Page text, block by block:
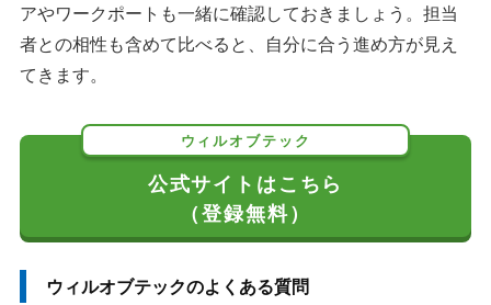
アやワークポートも一緒に確認しておきましょう。担当
者との相性も含めて比べると、自分に合う進め方が見え
てきます。
ウィルオブテック
公式サイトはこちら
（登録無料）
ウィルオブテックのよくある質問